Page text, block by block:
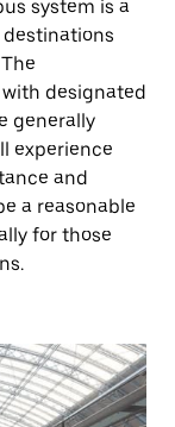
system is a
designated
generally
experience
and
a reasonable
for those